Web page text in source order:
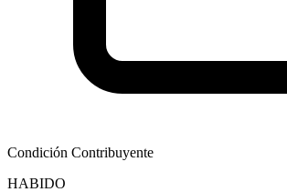
Condición Contribuyente
HABIDO